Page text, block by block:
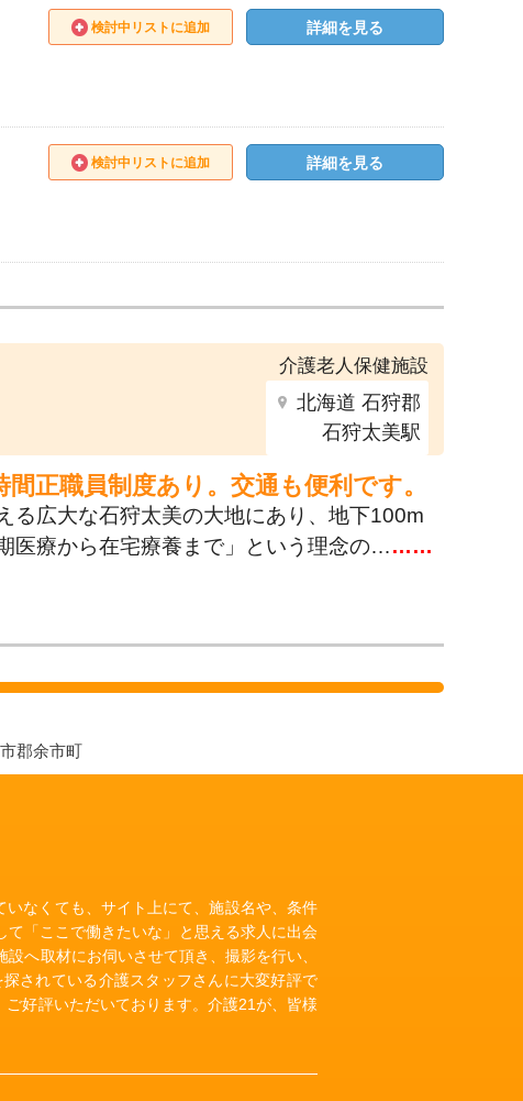
検討中リストに追加 詳細を見る
検討中リストに追加 詳細を見る
介護老人保健施設
北海道 石狩郡
石狩太美駅
正職員制度あり。交通も便利です。
る広大な石狩太美の大地にあり、地下100m
医療から在宅療養まで」という理念の………
郡余市町
なくても、サイト上にて、施設名や、条件
「ここで働きたいな」と思える求人に出会
へ取材にお伺いさせて頂き、撮影を行い、
されている介護スタッフさんに大変好評で
好評いただいております。介護21が、皆様